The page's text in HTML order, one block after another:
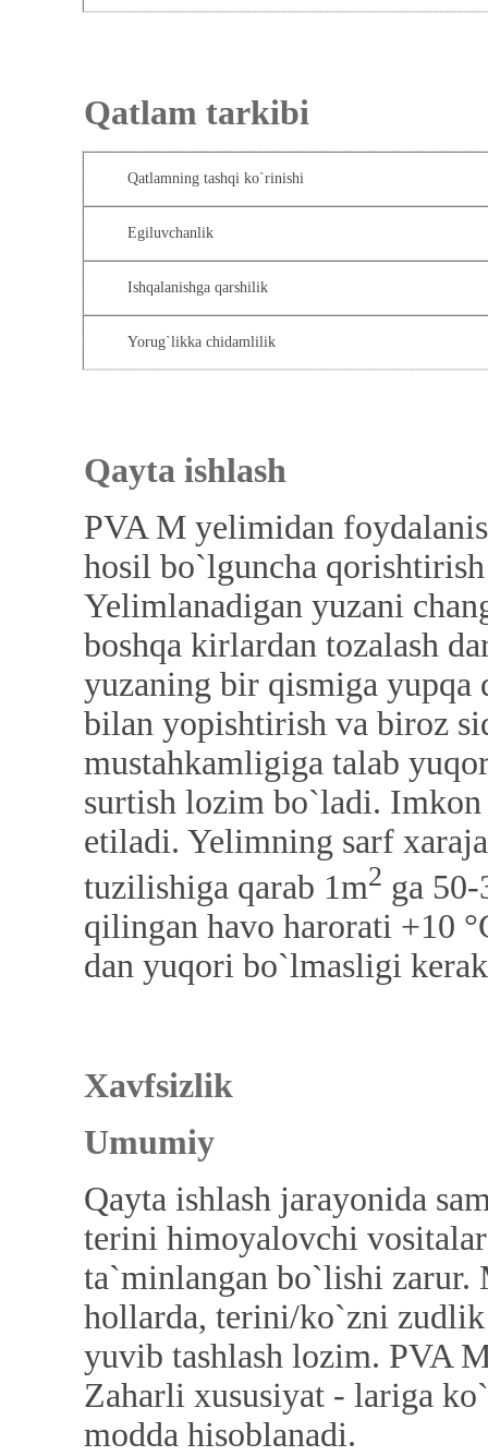
Qatlam
Qatlamning tashqi ko`rinishi
Egiluvchanlik
Ishqalanishga qarshilik
Yorug`likka chidamlilik
Qayta ishlash
PVA M yelimidan
hosil bo`lguncha
Yelimlanadigan yuzani
boshqa kirlardan tozalash
yuzaning bir qismiga yupqa
bilan yopishtirish va biroz
mustahkamligiga talab
surtish lozim bo`ladi. Imkon
etiladi. Yelimning sarf
tuzilishiga qarab 1m2 ga
qilingan havo harorati +10
dan yuqori bo`lmasligi
Xavfsizlik
Umumiy
Qayta ishlash jarayonida
terini himoyalovchi
ta`minlangan bo`lishi zarur.
hollarda, terini/ko`zni
yuvib tashlash lozim. PVA
Zaharli xususiyat - lariga
modda hisoblanadi.